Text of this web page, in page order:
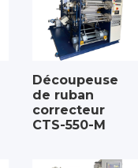
Découpeuse
de ruban
correcteur
CTS-550-M